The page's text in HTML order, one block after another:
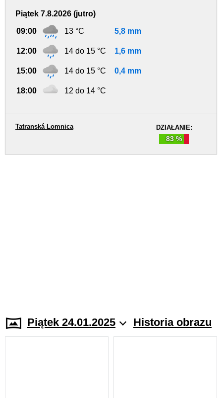
Piątek 7.8.2026 (jutro)
09:00 13 °C 5,8 mm
12:00 14 do 15 °C 1,6 mm
15:00 14 do 15 °C 0,4 mm
18:00 12 do 14 °C
DZIAŁANIE:
83 %
Tatranská Lomnica
Piątek 24.01.2025 Historia obrazu